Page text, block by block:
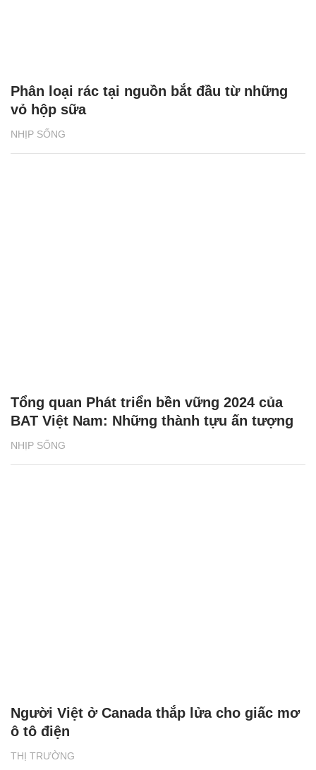
NHỊP SỐNG
Phân loại rác tại nguồn bắt đầu từ những
vỏ hộp sữa
NHỊP SỐNG
Tổng quan Phát triển bền vững 2024 của
BAT Việt Nam: Những thành tựu ấn tượng
THỊ TRƯỜNG
Người Việt ở Canada thắp lửa cho giấc mơ
ô tô điện